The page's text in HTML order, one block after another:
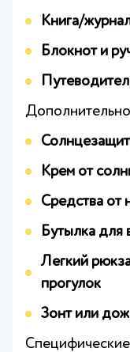
Книга/
Блокнот и
Дополнительно
Крем от
Средства от
Бутылка для
Легкий
прогулок
Зонт или